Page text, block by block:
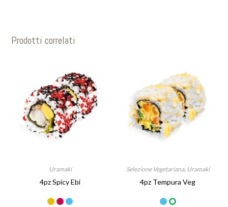
Prodotti correlati
Uramaki
4pz Spicy Ebi
Selezione Vegetariana, Uramaki
4pz Tempura Veg